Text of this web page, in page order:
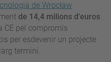
de Wrocław
de 14,4 milions d'euros
CE pel compromís
per esdevenir un projecte
termini.